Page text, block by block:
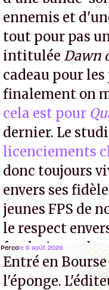
ennemis et
tout pour pas
intitulée Dawn
cadeau pour les
finalement on
cela est pour
dernier. Le
licenciements
donc toujours
envers ses
jeunes FPS de
le respect
faudrait une
cons ! P.
Percole 6 août 2026
Entré en
l'éponge.